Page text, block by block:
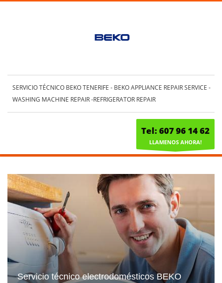
SERVICIO TÉCNICO BEKO TENERIFE - BEKO APPLIANCE REPAIR SERVICE -
WASHING MACHINE REPAIR -REFRIGERATOR REPAIR
Tel: 607 96 14 62
LLAMENOS AHORA!
Servicio técnico electrodomésticos BEKO